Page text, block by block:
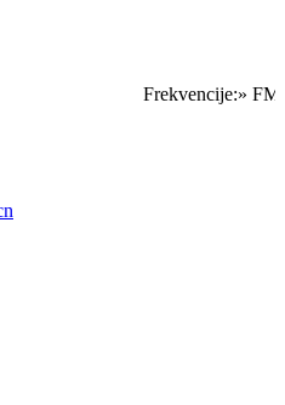
Frekvencije:»